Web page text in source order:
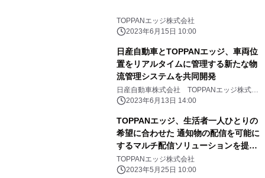
TOPPANエッジ株式会社
2023年6月15日 10:00
日産自動車とTOPPANエッジ、車両位
置をリアルタイムに管理する新たな物
流管理システムを共同開発
日産自動車株式会社 TOPPANエッジ株式会
社 2023年6月13日 14:00
TOPPANエッジ、生活者一人ひとりの
希望に合わせた 通知物の配信を可能に
するマルチ配信ソリューションを提供
開始
TOPPANエッジ株式会社
2023年5月25日 10:00